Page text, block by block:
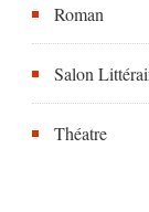
Roman
Salon
Théatre